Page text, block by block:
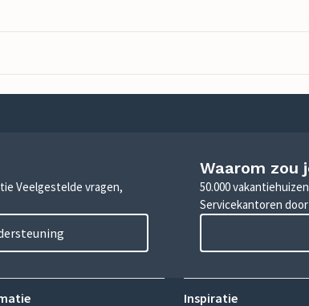
Veelgestelde vragen,
Waarom zou
50.000
Servicekantoren
Inspiratie